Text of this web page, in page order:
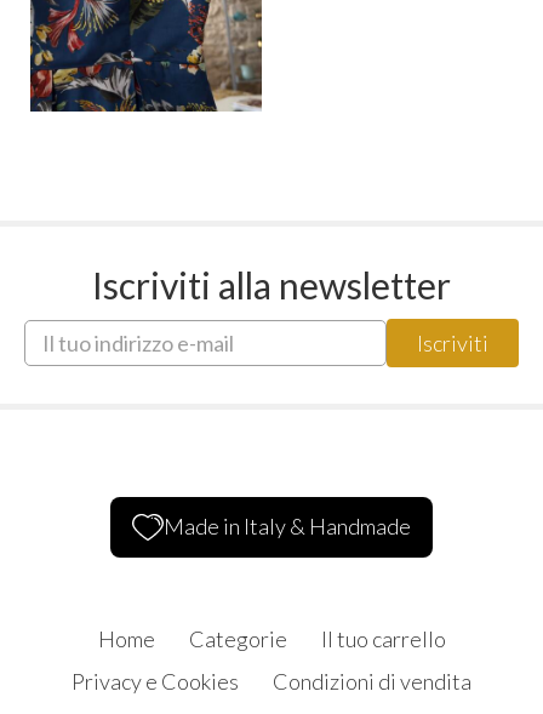
Iscriviti alla newsletter
Made in Italy & Handmade
Home Categorie
Il tuo carrello
Privacy e Cookies
Condizioni di vendita